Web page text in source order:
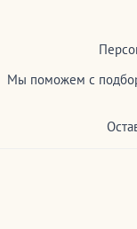
Мы поможем с